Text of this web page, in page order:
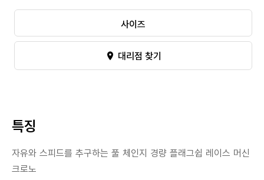
사이즈
대리점 찾기
특징
자유와 스피드를 추구하는 풀 체인지 경량 플래그쉽 레이스 머신
크로노